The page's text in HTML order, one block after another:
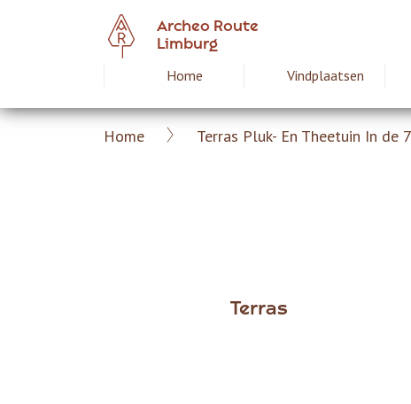
inhoud
Archeo Route
Limburg
Hoofdnavigatie
Archeoroute
Home Vindplaatsen
Kruimelpad
Home Terras Pluk- En Theetuin In de
Terras